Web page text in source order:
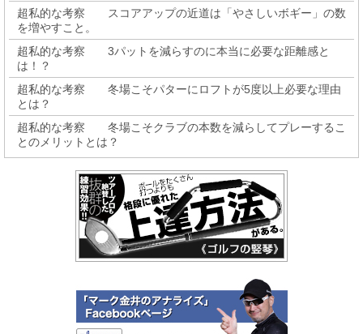
超私的な考察 スコアアップの近道は「やさしいボギー」の数
を増やすこと。
超私的な考察 3パットを減らすのに本当に必要な距離感と
は！？
超私的な考察 冬場こそパターにロフトが5度以上必要な理由
とは？
超私的な考察 冬場こそクラブの本数を減らしてプレーするこ
とのメリットとは？